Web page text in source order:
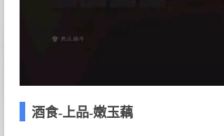
酒食-上品-嫩玉藕